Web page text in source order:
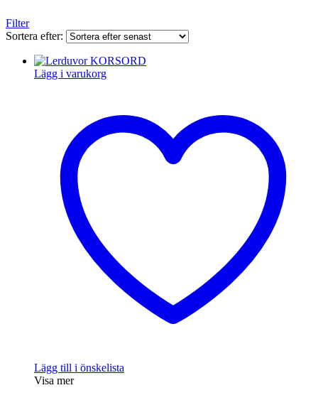
Filter
Sortera efter:
Lägg i varukorg
Lägg till i önskelista
Visa mer